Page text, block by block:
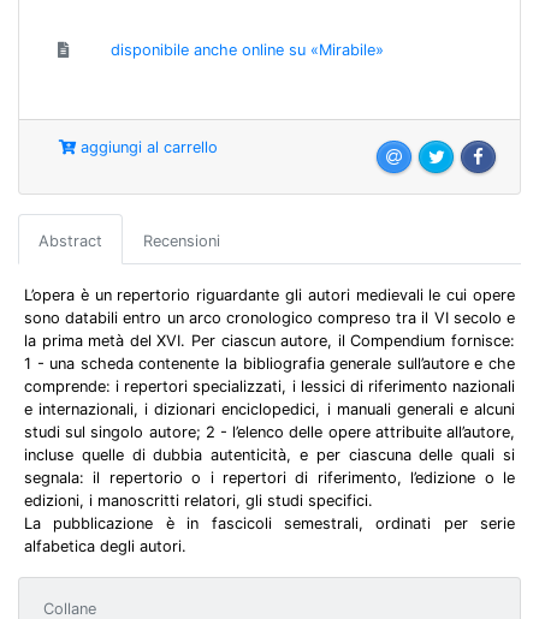
disponibile anche online su «Mirabile»
aggiungi al carrello
Abstract Recensioni
L’opera è un repertorio riguardante gli autori medievali le cui opere
sono databili entro un arco cronologico compreso tra il VI secolo e
la prima metà del XVI. Per ciascun autore, il Compendium fornisce:
1 - una scheda contenente la bibliografia generale sull’autore e che
comprende: i repertori specializzati, i lessici di riferimento nazionali
e internazionali, i dizionari enciclopedici, i manuali generali e alcuni
studi sul singolo autore; 2 - l’elenco delle opere attribuite all’autore,
incluse quelle di dubbia autenticità, e per ciascuna delle quali si
segnala: il repertorio o i repertori di riferimento, l’edizione o le
edizioni, i manoscritti relatori, gli studi specifici.
La pubblicazione è in fascicoli semestrali, ordinati per serie
alfabetica degli autori.
Collane